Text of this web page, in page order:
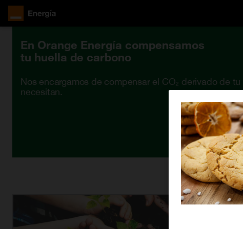
En Orange Energía compensamos
tu huella de carbono
Nos encargamos de compensar el CO₂ derivado de
necesitan.